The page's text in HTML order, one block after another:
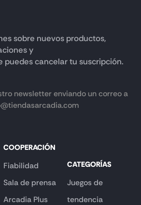
sobre nuevos productos,
y
puedes cancelar tu suscripción.
newsletter enviando un correo a
COOPERACIÓN
Fiabilidad
Sala de prensa
Arcadia Plus
CATEGORÍAS
Juegos de
tendencia